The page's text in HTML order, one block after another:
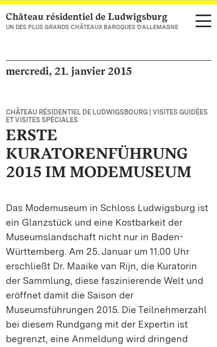
Vers la page d’accueil
Château résidentiel de Ludwigsburg
UN DES PLUS GRANDS CHÂTEAUX BAROQUES D’ALLEMAGNE
mercredi, 21. janvier 2015
CHÂTEAU RÉSIDENTIEL DE LUDWIGSBOURG | VISITES GUIDÉES
ET VISITES SPÉCIALES
ERSTE
KURATORENFÜHRUNG
2015 IM MODEMUSEUM
Das Modemuseum in Schloss Ludwigsburg ist
ein Glanzstück und eine Kostbarkeit der
Museumslandschaft nicht nur in Baden-
Württemberg. Am 25. Januar um 11.00 Uhr
erschließt Dr. Maaike van Rijn, die Kuratorin
der Sammlung, diese faszinierende Welt und
eröffnet damit die Saison der
Museumsführungen 2015. Die Teilnehmerzahl
bei diesem Rundgang mit der Expertin ist
begrenzt, eine Anmeldung wird dringend